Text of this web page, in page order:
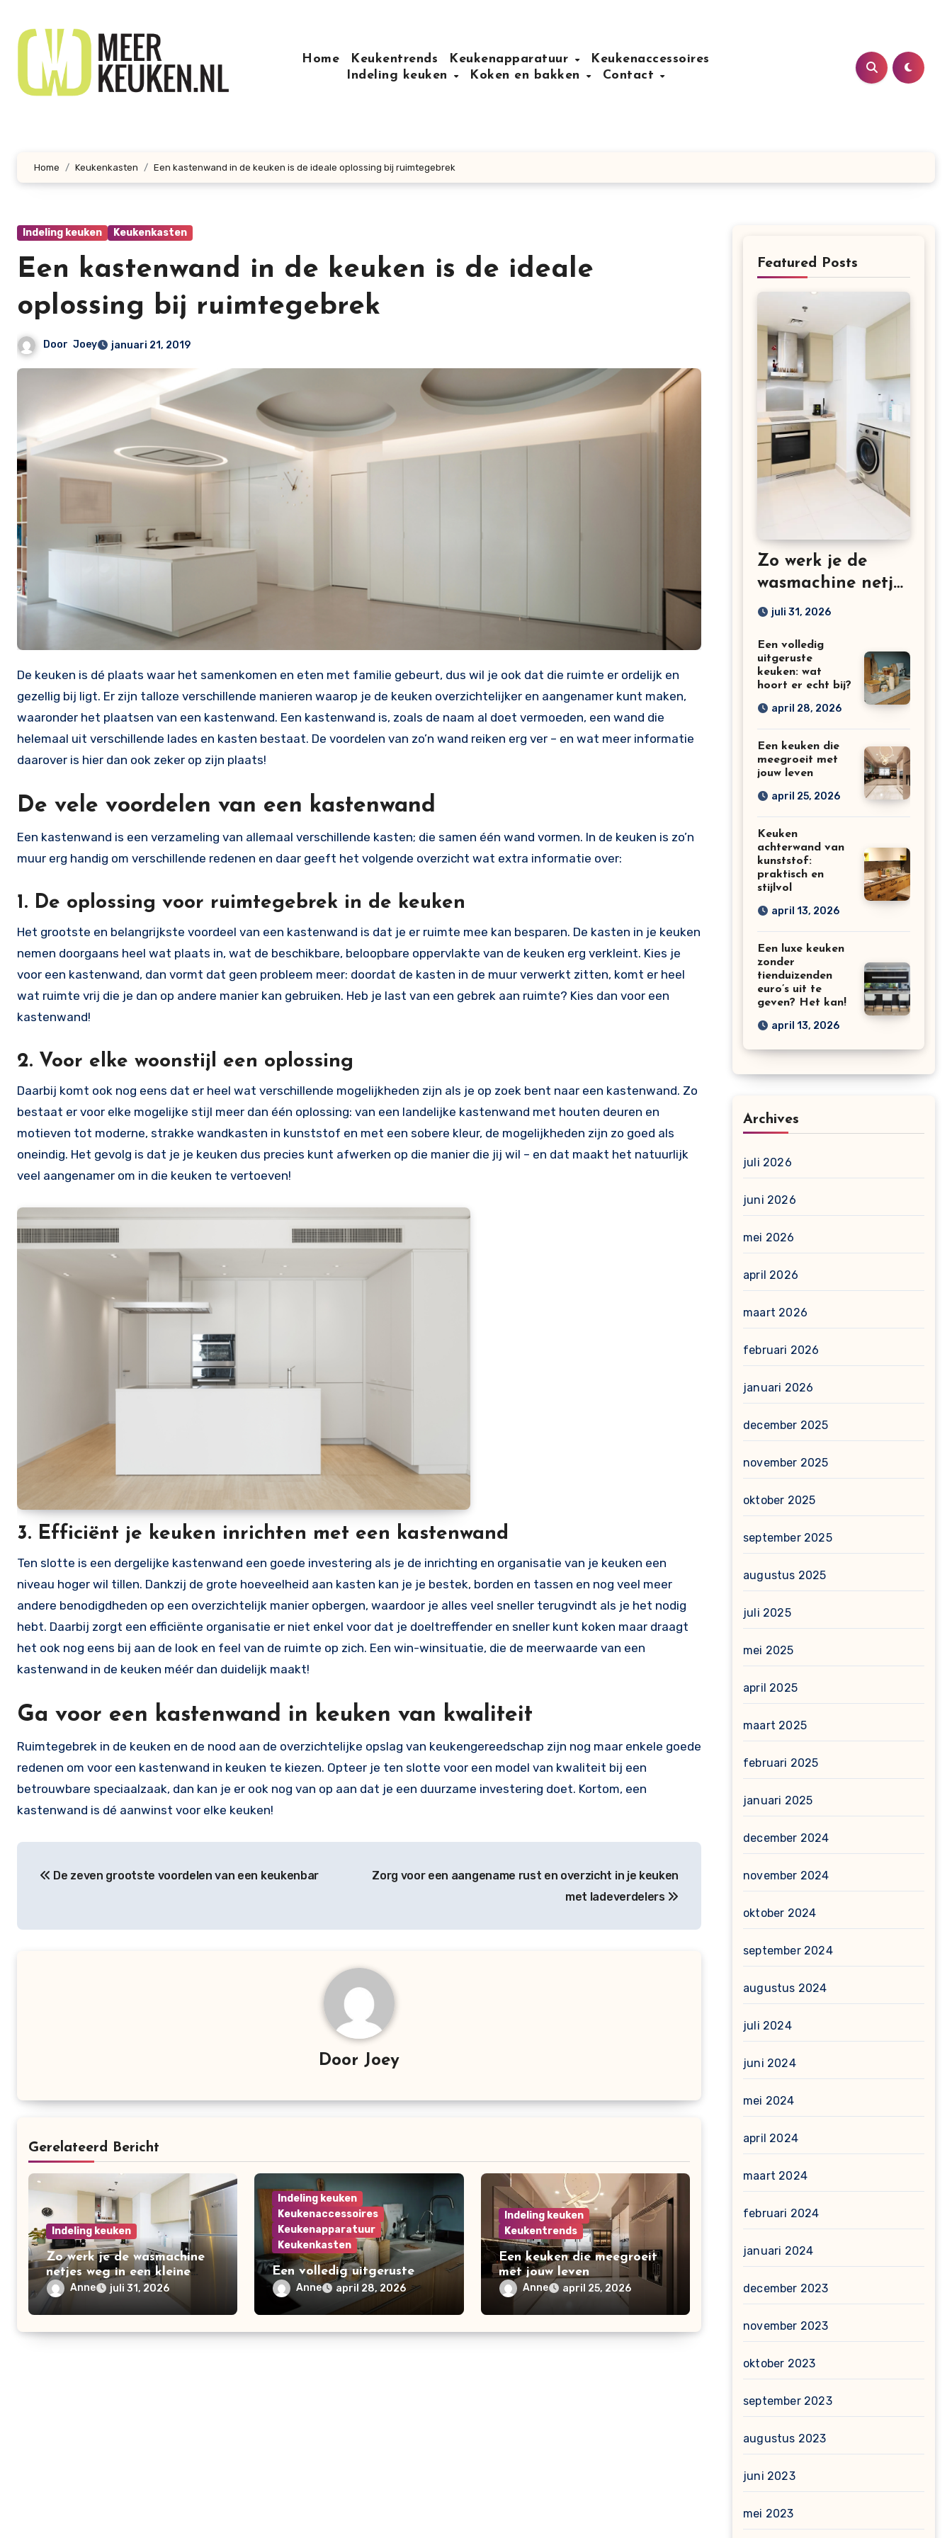
naar
inhoud
Home
Keukentrends Keukenapparatuur
Keukenaccessoires
Indeling keuken
Koken en bakken Contact
Home Keukenkasten Een kastenwand in de keuken is de ideale oplossing bij ruimtegebrek
Indeling keuken Keukenkasten
Een kastenwand in de keuken is de ideale
oplossing bij ruimtegebrek
Door Joey januari 21, 2019
De keuken is dé plaats waar het samenkomen en eten met familie gebeurt, dus wil je ook dat die ruimte er ordelijk en
gezellig bij ligt. Er zijn talloze verschillende manieren waarop je de keuken overzichtelijker en aangenamer kunt maken,
waaronder het plaatsen van een kastenwand. Een kastenwand is, zoals de naam al doet vermoeden, een wand die
helemaal uit verschillende lades en kasten bestaat. De voordelen van zo’n wand reiken erg ver – en wat meer informatie
daarover is hier dan ook zeker op zijn plaats!
De vele voordelen van een kastenwand
Een kastenwand is een verzameling van allemaal verschillende kasten; die samen één wand vormen. In de keuken is zo’n
muur erg handig om verschillende redenen en daar geeft het volgende overzicht wat extra informatie over:
1. De oplossing voor ruimtegebrek in de keuken
Het grootste en belangrijkste voordeel van een kastenwand is dat je er ruimte mee kan besparen. De kasten in je keuken
nemen doorgaans heel wat plaats in, wat de beschikbare, beloopbare oppervlakte van de keuken erg verkleint. Kies je
voor een kastenwand, dan vormt dat geen probleem meer: doordat de kasten in de muur verwerkt zitten, komt er heel
wat ruimte vrij die je dan op andere manier kan gebruiken. Heb je last van een gebrek aan ruimte? Kies dan voor een
kastenwand!
2. Voor elke woonstijl een oplossing
Daarbij komt ook nog eens dat er heel wat verschillende mogelijkheden zijn als je op zoek bent naar een kastenwand. Zo
bestaat er voor elke mogelijke stijl meer dan één oplossing: van een landelijke kastenwand met houten deuren en
motieven tot moderne, strakke wandkasten in kunststof en met een sobere kleur, de mogelijkheden zijn zo goed als
oneindig. Het gevolg is dat je je keuken dus precies kunt afwerken op die manier die jij wil – en dat maakt het natuurlijk
veel aangenamer om in die keuken te vertoeven!
3. Efficiënt je keuken inrichten met een kastenwand
Ten slotte is een dergelijke kastenwand een goede investering als je de inrichting en organisatie van je keuken een
niveau hoger wil tillen. Dankzij de grote hoeveelheid aan kasten kan je je bestek, borden en tassen en nog veel meer
andere benodigdheden op een overzichtelijk manier opbergen, waardoor je alles veel sneller terugvindt als je het nodig
hebt. Daarbij zorgt een efficiënte organisatie er niet enkel voor dat je doeltreffender en sneller kunt koken maar draagt
het ook nog eens bij aan de look en feel van de ruimte op zich. Een win-winsituatie, die de meerwaarde van een
kastenwand in de keuken méér dan duidelijk maakt!
Ga voor een kastenwand in keuken van kwaliteit
Ruimtegebrek in de keuken en de nood aan de overzichtelijke opslag van keukengereedschap zijn nog maar enkele goede
redenen om voor een kastenwand in keuken te kiezen. Opteer je ten slotte voor een model van kwaliteit bij een
betrouwbare speciaalzaak, dan kan je er ook nog van op aan dat je een duurzame investering doet. Kortom, een
kastenwand is dé aanwinst voor elke keuken!
navigatie
De zeven grootste voordelen van een keukenbar
Zorg voor een aangename rust en overzicht in je keuken
met ladeverdelers
Door Joey
Gerelateerd Bericht
Indeling keuken
Zo werk je de wasmachine
netjes weg in een kleine
keuken
Anne juli 31, 2026
Indeling keuken
Keukenaccessoires
Keukenapparatuur
Keukenkasten
Een volledig uitgeruste
keuken: wat hoort er echt
bij?
Anne april 28, 2026
Indeling keuken
Keukentrends
Een keuken die meegroeit
met jouw leven
Anne april 25, 2026
Featured Posts
Zo werk je de
wasmachine netjes
weg in een kleine
juli 31, 2026
Een volledig
uitgeruste
keuken: wat
hoort er echt bij?
april 28, 2026
Een keuken die
meegroeit met
jouw leven
april 25, 2026
Keuken
achterwand van
kunststof:
praktisch en
stijlvol
april 13, 2026
Een luxe keuken
zonder
tienduizenden
euro’s uit te
geven? Het kan!
april 13, 2026
Archives
juli 2026
juni 2026
mei 2026
april 2026
maart 2026
februari 2026
januari 2026
december 2025
november 2025
oktober 2025
september 2025
augustus 2025
juli 2025
mei 2025
april 2025
maart 2025
februari 2025
januari 2025
december 2024
november 2024
oktober 2024
september 2024
augustus 2024
juli 2024
juni 2024
mei 2024
april 2024
maart 2024
februari 2024
januari 2024
december 2023
november 2023
oktober 2023
september 2023
augustus 2023
juni 2023
mei 2023